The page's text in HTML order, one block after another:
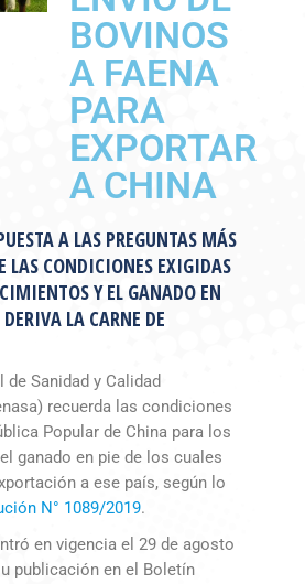
BOVINOS
A FAENA
PARA
EXPORTAR
A CHINA
A LAS PREGUNTAS MÁS
LAS CONDICIONES EXIGIDAS
Y EL GANADO EN
LA CARNE DE
Sanidad y Calidad
recuerda las condiciones
Popular de China para los
ganado en pie de los cuales
a ese país, según lo
N° 1089/2019.
en vigencia el 29 de agosto
publicación en el Boletín